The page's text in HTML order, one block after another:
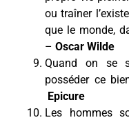
ou traîner
que le monde,
– Oscar Wilde
Quand on se
posséder ce
Epicure
Les hommes